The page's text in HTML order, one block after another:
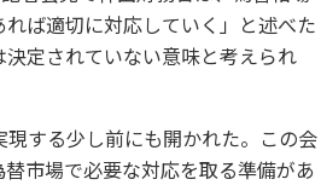
ば適切に対応していく」と述べた
定されていない意味と考えられ
する少し前にも開かれた。この会
市場で必要な対応を取る準備があ